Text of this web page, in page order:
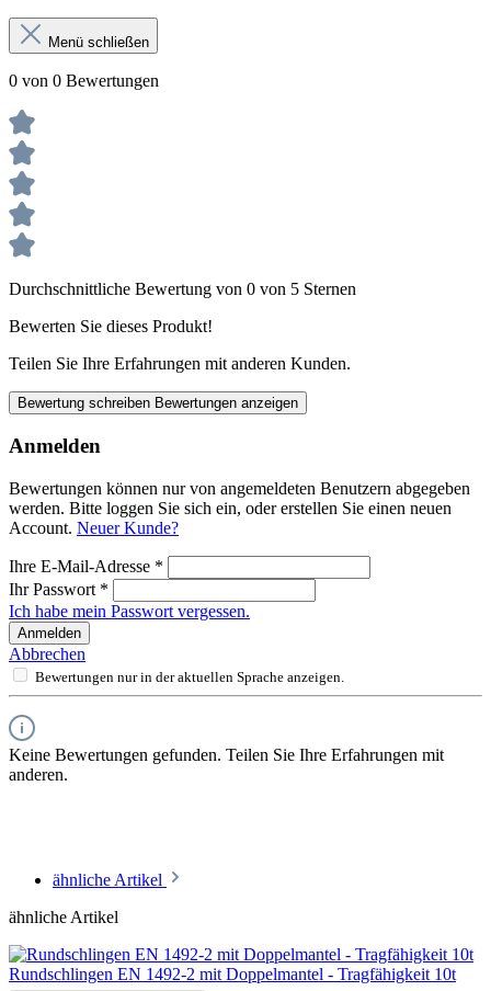
Menü schließen
0 von 0 Bewertungen
Durchschnittliche Bewertung von 0 von 5 Sternen
Bewerten Sie dieses Produkt!
Teilen Sie Ihre Erfahrungen mit anderen Kunden.
Bewertung schreiben Bewertungen anzeigen
Anmelden
Bewertungen können nur von angemeldeten Benutzern abgegeben
werden. Bitte loggen Sie sich ein, oder erstellen Sie einen neuen
Account. Neuer Kunde?
Ihre E-Mail-Adresse *
Ihr Passwort *
Ich habe mein Passwort vergessen.
Anmelden
Abbrechen
Bewertungen nur in der aktuellen Sprache anzeigen.
Keine Bewertungen gefunden. Teilen Sie Ihre Erfahrungen mit
anderen.
ähnliche Artikel
ähnliche Artikel
Rundschlingen EN 1492-2 mit Doppelmantel - Tragfähigkeit 10t